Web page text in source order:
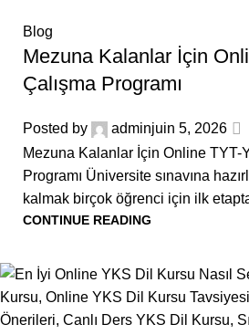
Blog
Mezuna Kalanlar İçin
Çalışma Programı
Posted by adminjuin 5, 2026
Mezuna Kalanlar İçin Online TYT-
Programı Üniversite sınavına
kalmak birçok öğrenci için ilk
CONTINUE READING